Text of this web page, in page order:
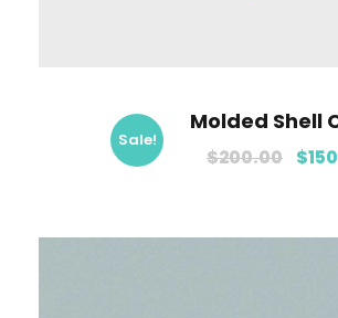
Sale!
Molded Shell
$200.00 $